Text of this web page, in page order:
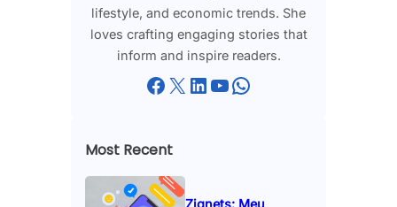
lifestyle, and economic trends. She
loves crafting engaging stories that
inform and inspire readers.
Facebook X LinkedIn YouTube WhatsApp
Most Recent
Zignets: Meu